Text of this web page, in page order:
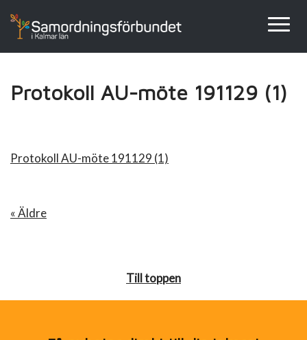
Protokoll AU-möte 191129 (1)
Protokoll AU-möte 191129 (1)
« Äldre
Till toppen